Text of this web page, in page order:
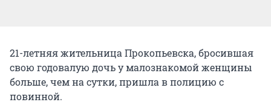
21-летняя жительница Прокопьевска, бросившая
свою годовалую дочь у малознакомой женщины
больше, чем на сутки, пришла в полицию с
повинной.